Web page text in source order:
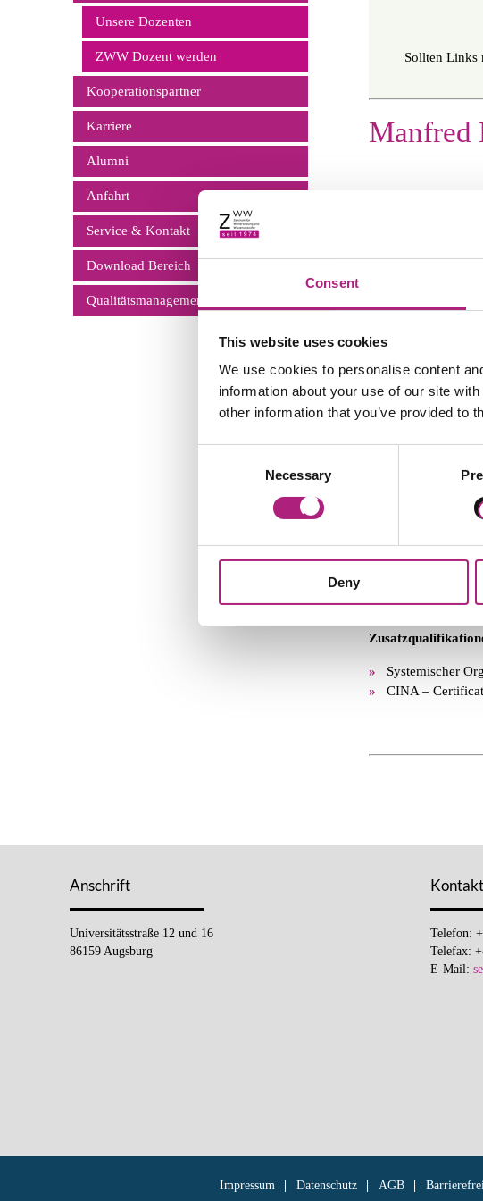
Consent
This website uses cookies
We use cookies to personalise content
information about your use of our site
other information that you’ve provided to
Necessary
Deny
Sollten Links
Manfred
Kernkompetenzen
Post Merger
Master of
Diplom -
Systemischer
CINA –
überspringen
Unsere Dozenten
ZWW Dozent werden
Kooperationspartner
Karriere
Alumni
Anfahrt
Service & Kontakt
Download Bereich
Qualitätsmanagement
Anschrift
Universitätsstraße 12 und 16
86159 Augsburg
Kontakt
Telefon:
Telefax:
E-Mail:
Impressum Datenschutz AGB